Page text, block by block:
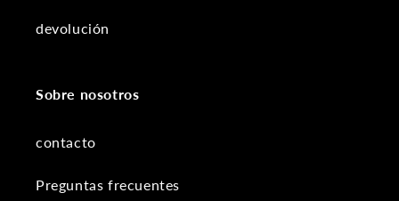
devolución
Sobre nosotros
contacto
Preguntas frecuentes